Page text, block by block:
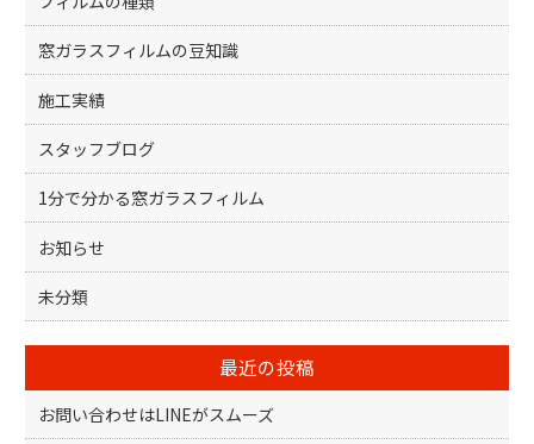
窓ガラスフィルムの豆知識
施工実績
スタッフブログ
1分で分かる窓ガラスフィルム
お知らせ
未分類
最近の投稿
お問い合わせはLINEがスムーズ